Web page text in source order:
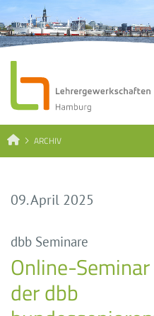
ARCHIV
09. April 2025
dbb Seminare
Online-
der dbb